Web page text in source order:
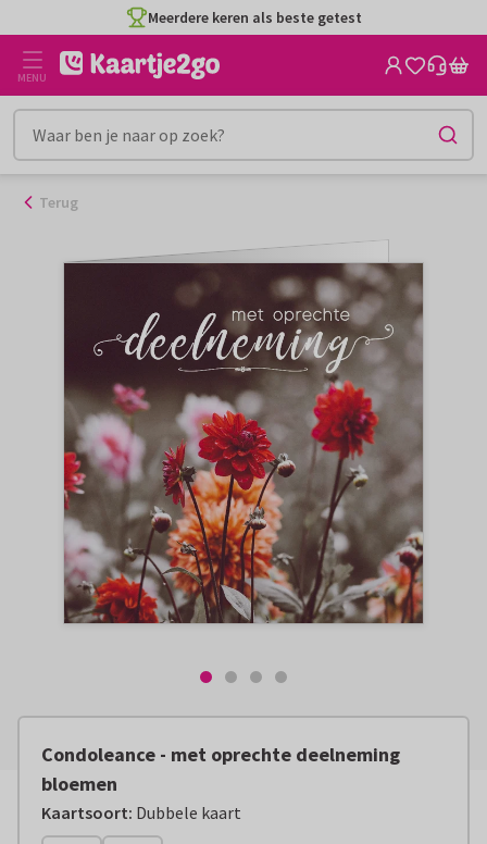
naar
inhoud
Meerdere keren als beste getest
MENU
Terug
Condoleance - met oprechte deelneming
bloemen
Kaartsoort: Dubbele kaart
Vanaf:€ 2,79 excl. verzendkosten